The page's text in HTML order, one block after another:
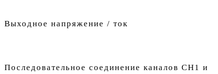
Выходное напряжение / ток
Последовательное соединение каналов CH1 и